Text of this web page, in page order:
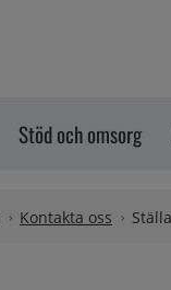
Stöd och omsorg
Kontakta oss